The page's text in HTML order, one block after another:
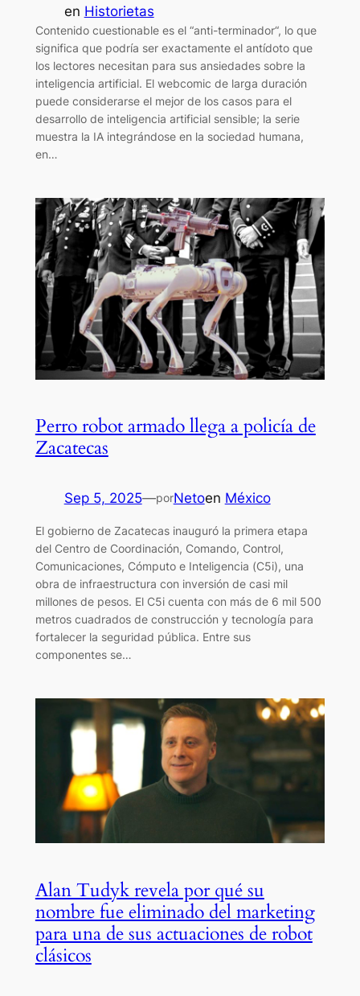
en Historietas
Contenido cuestionable es el “anti-terminador“, lo que
significa que podría ser exactamente el antídoto que
los lectores necesitan para sus ansiedades sobre la
inteligencia artificial. El webcomic de larga duración
puede considerarse el mejor de los casos para el
desarrollo de inteligencia artificial sensible; la serie
muestra la IA integrándose en la sociedad humana,
en…
Perro robot armado llega a policía de
Zacatecas
Sep 5, 2025—porNetoen México
El gobierno de Zacatecas inauguró la primera etapa
del Centro de Coordinación, Comando, Control,
Comunicaciones, Cómputo e Inteligencia (C5i), una
obra de infraestructura con inversión de casi mil
millones de pesos. El C5i cuenta con más de 6 mil 500
metros cuadrados de construcción y tecnología para
fortalecer la seguridad pública. Entre sus
componentes se…
Alan Tudyk revela por qué su
nombre fue eliminado del marketing
para una de sus actuaciones de robot
clásicos